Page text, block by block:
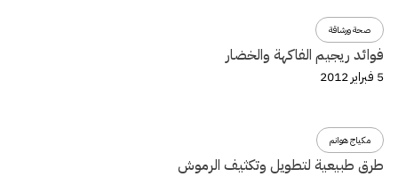
صحة ورشاقة
فوائد ريجيم الفاكهة والخضار
5 فبراير 2012
مكياج هوانم
طرق طبيعية لتطويل وتكثيف الرموش